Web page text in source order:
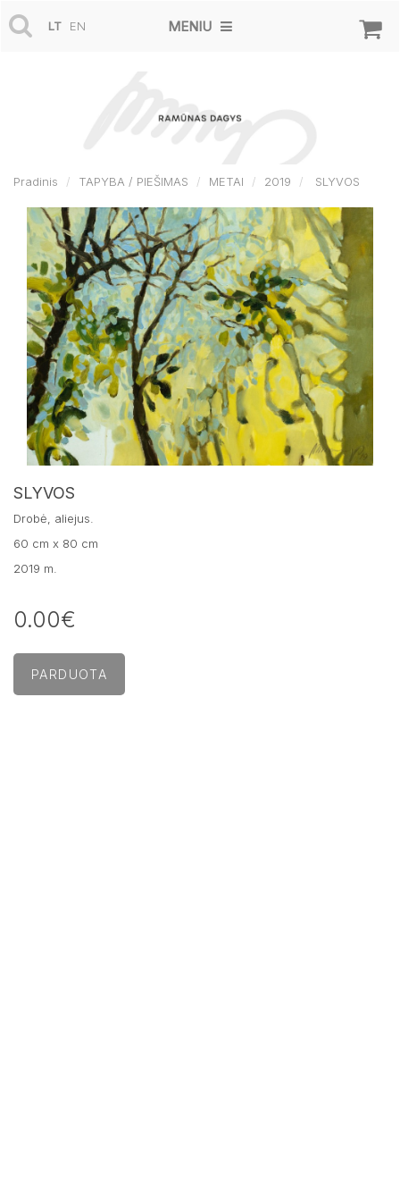
LT EN MENIU
Pradinis TAPYBA / PIEŠIMAS METAI 2019 SLYVOS
SLYVOS
Drobė, aliejus.
60 cm x 80 cm
2019 m.
0.00€